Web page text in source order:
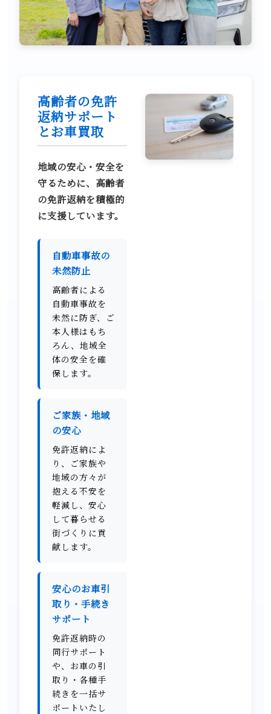
高齢者の免許
返納サポート
とお車買取
地域の安心・安全を
守るために、高齢者
の免許返納を積極的
に支援しています。
自動車事故の
未然防止
高齢者による
自動車事故を
未然に防ぎ、ご
本人様はもち
ろん、地域全
体の安全を確
保します。
ご家族・地域
の安心
免許返納によ
り、ご家族や
地域の方々が
抱える不安を
軽減し、安心
して暮らせる
街づくりに貢
献します。
安心のお車引
取り・手続き
サポート
免許返納時の
同行サポート
や、お車の引
取り・各種手
続きを一括サ
ポートいたし